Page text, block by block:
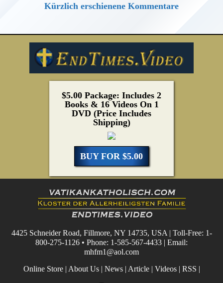
Kürzlich erschienene Kommentare
$5.00 Package: Includes 2
Books & 16 Videos On 1
DVD (Price Includes
Shipping)
BUY FOR $5.00
4425 Schneider Road, Fillmore, NY 14735, USA | Toll-Free: 1-
800-275-1126 • Phone: 1-585-567-4433 | Email:
mhfm1@aol.com
Online Store| About Us| News| Article| Videos| RSS |